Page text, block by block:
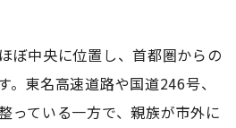
ぼ中央に位置し、首都圏からの
。東名高速道路や国道246号、
っている一方で、親族が市外に